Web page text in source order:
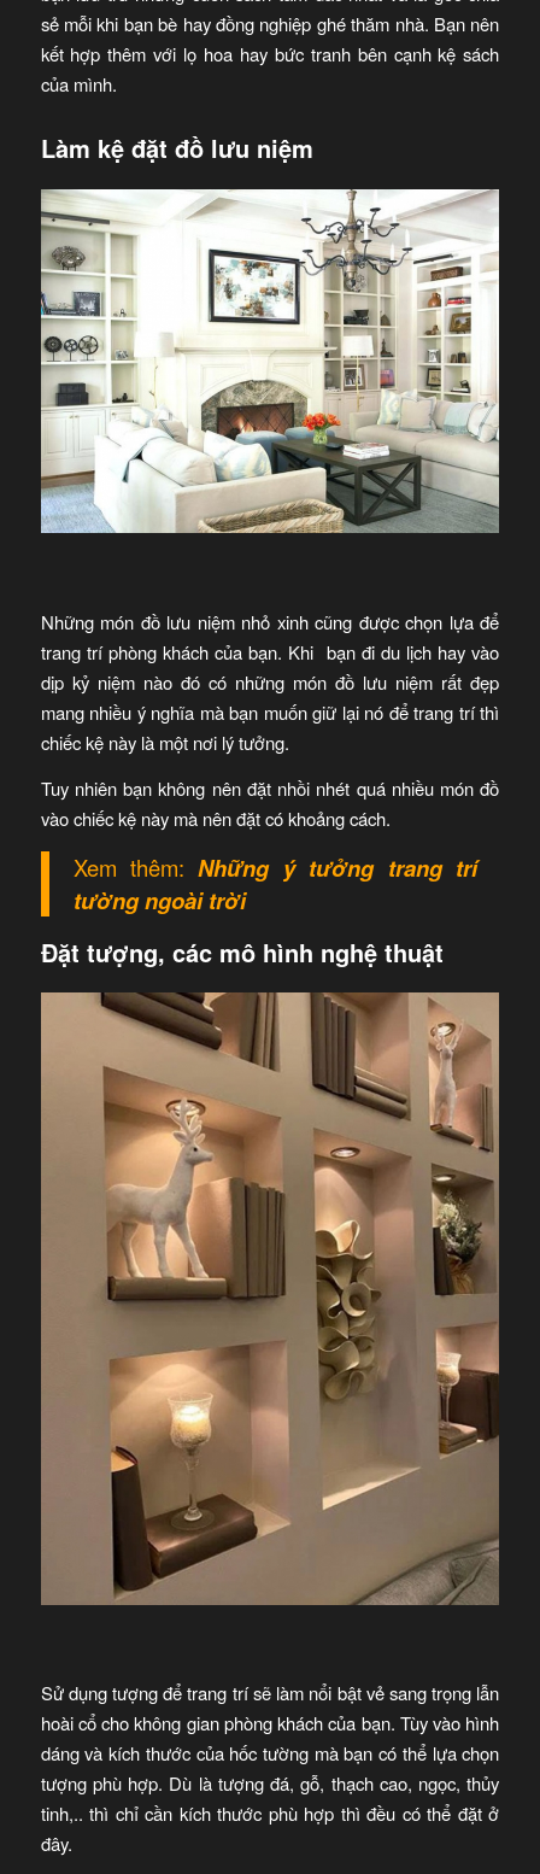
sẻ mỗi khi bạn bè hay đồng nghiệp ghé thăm nhà. Bạn nên
kết hợp thêm với lọ hoa hay bức tranh bên cạnh kệ sách
của mình.
Làm kệ đặt đồ lưu niệm
Những món đồ lưu niệm nhỏ xinh cũng được chọn lựa để
trang trí phòng khách của bạn. Khi bạn đi du lịch hay vào
dịp kỷ niệm nào đó có những món đồ lưu niệm rất đẹp
mang nhiều ý nghĩa mà bạn muốn giữ lại nó để trang trí thì
chiếc kệ này là một nơi lý tưởng.
Tuy nhiên bạn không nên đặt nhồi nhét quá nhiều món đồ
vào chiếc kệ này mà nên đặt có khoảng cách.
Xem thêm:Những ý tưởng trang trí
tường ngoài trời
Đặt tượng, các mô hình nghệ thuật
Sử dụng tượng để trang trí sẽ làm nổi bật vẻ sang trọng lẫn
hoài cổ cho không gian phòng khách của bạn. Tùy vào hình
dáng và kích thước của hốc tường mà bạn có thể lựa chọn
tượng phù hợp. Dù là tượng đá, gỗ, thạch cao, ngọc, thủy
tinh,.. thì chỉ cần kích thước phù hợp thì đều có thể đặt ở
đây.